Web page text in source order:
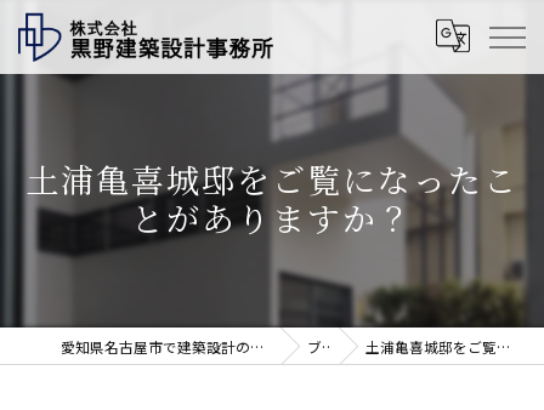
土浦亀喜城邸をご覧になったこ
とがありますか？
愛知県名古屋市で建築設計の求人なら株式会社黒野建築設計事務所 ブログ 土浦亀喜城邸をご覧になったことがありますか？